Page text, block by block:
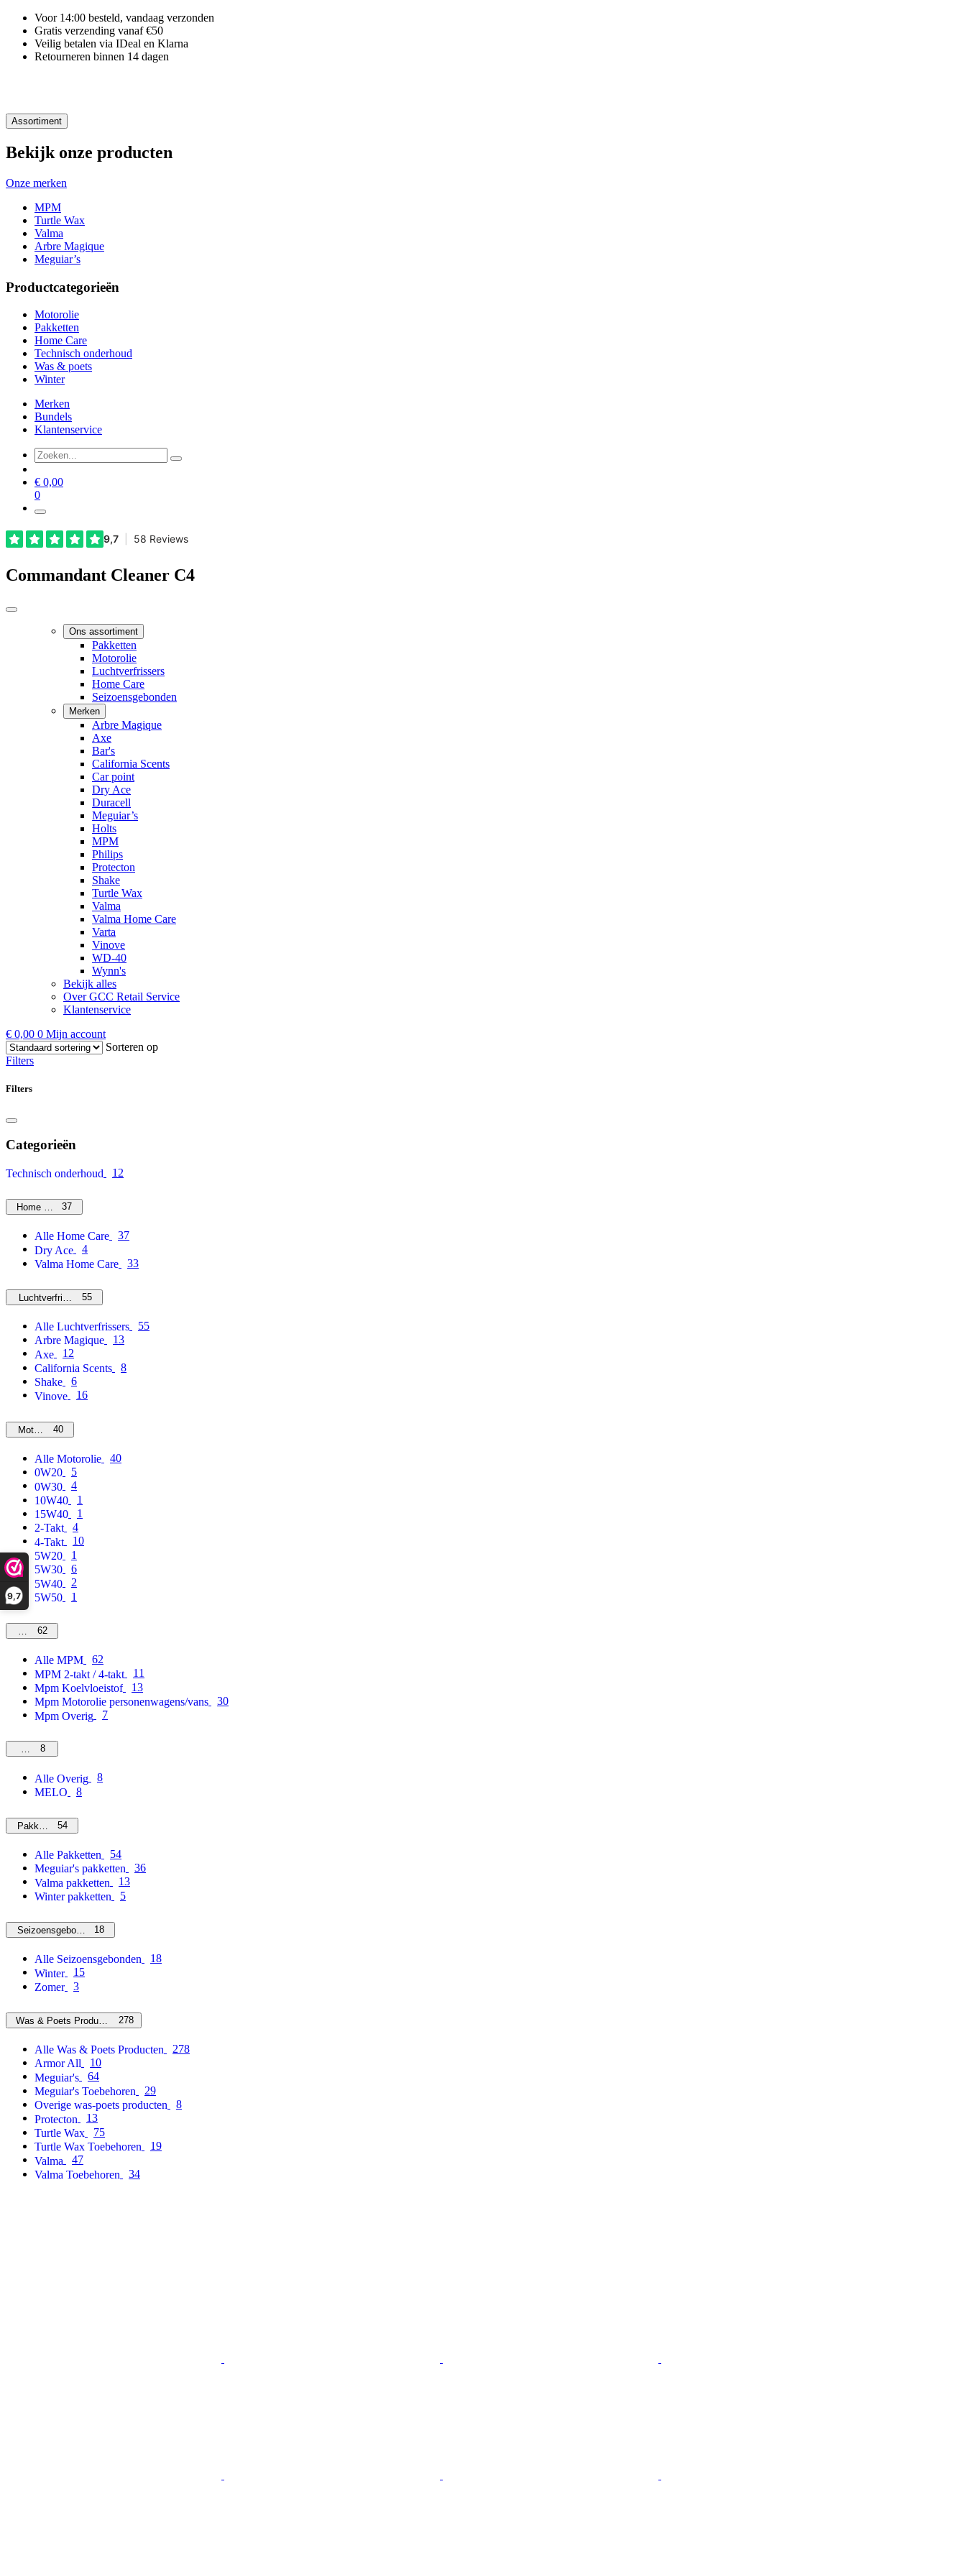
9,7
Voor 14:00 besteld, vandaag verzonden
Gratis verzending vanaf €50
Veilig betalen via IDeal en Klarna
Retourneren binnen 14 dagen
Assortiment
Bekijk onze producten
Onze merken
MPM
Turtle Wax
Valma
Arbre Magique
Meguiar’s
Productcategorieën
Motorolie
Pakketten
Home Care
Technisch onderhoud
Was & poets
Winter
Merken
Bundels
Klantenservice
€ 0,00
0
Commandant Cleaner C4
Ons assortiment
Pakketten
Motorolie
Luchtverfrissers
Home Care
Seizoensgebonden
Merken
Arbre Magique
Axe
Bar's
California Scents
Car point
Dry Ace
Duracell
Meguiar’s
Holts
MPM
Philips
Protecton
Shake
Turtle Wax
Valma
Valma Home Care
Varta
Vinove
WD-40
Wynn's
Bekijk alles
Over GCC Retail Service
Klantenservice
€ 0,00 0 Mijn account
Sorteren op
Filters
Filters
Categorieën
Technisch onderhoud 12
Home Care37
Alle Home Care
37
Dry Ace
4
Valma Home Care
33
Luchtverfrissers55
Alle Luchtverfrissers
55
Arbre Magique
13
Axe
12
California Scents
8
Shake
6
Vinove
16
Motorolie40
Alle Motorolie
40
0W20
5
0W30
4
10W40
1
15W40
1
2-Takt
4
4-Takt
10
5W20
1
5W30
6
5W40
2
5W50
1
MPM62
Alle MPM
62
MPM 2-takt / 4-takt
11
Mpm Koelvloeistof
13
Mpm Motorolie personenwagens/vans
30
Mpm Overig
7
Overig
8
Alle Overig
8
MELO
8
Pakketten54
Alle Pakketten
54
Meguiar's pakketten
36
Valma pakketten
13
Winter pakketten
5
Seizoensgebonden18
Alle Seizoensgebonden
18
Winter
15
Zomer
3
Was & Poets Producten 278
Alle Was & Poets Producten
278
Armor All
10
Meguiar's
64
Meguiar's Toebehoren
29
Overige was-poets producten
8
Protecton
13
Turtle Wax
75
Turtle Wax Toebehoren
19
Valma
47
Valma Toebehoren
34